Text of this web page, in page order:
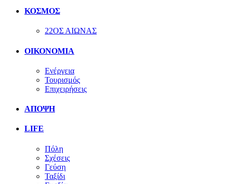
ΚΟΣΜΟΣ
22ΟΣ ΑΙΩΝΑΣ
ΟΙΚΟΝΟΜΙΑ
Ενέργεια
Τουρισμός
Επιχειρήσεις
ΑΠΟΨΗ
LIFE
Πόλη
Σχέσεις
Γεύση
Ταξίδι